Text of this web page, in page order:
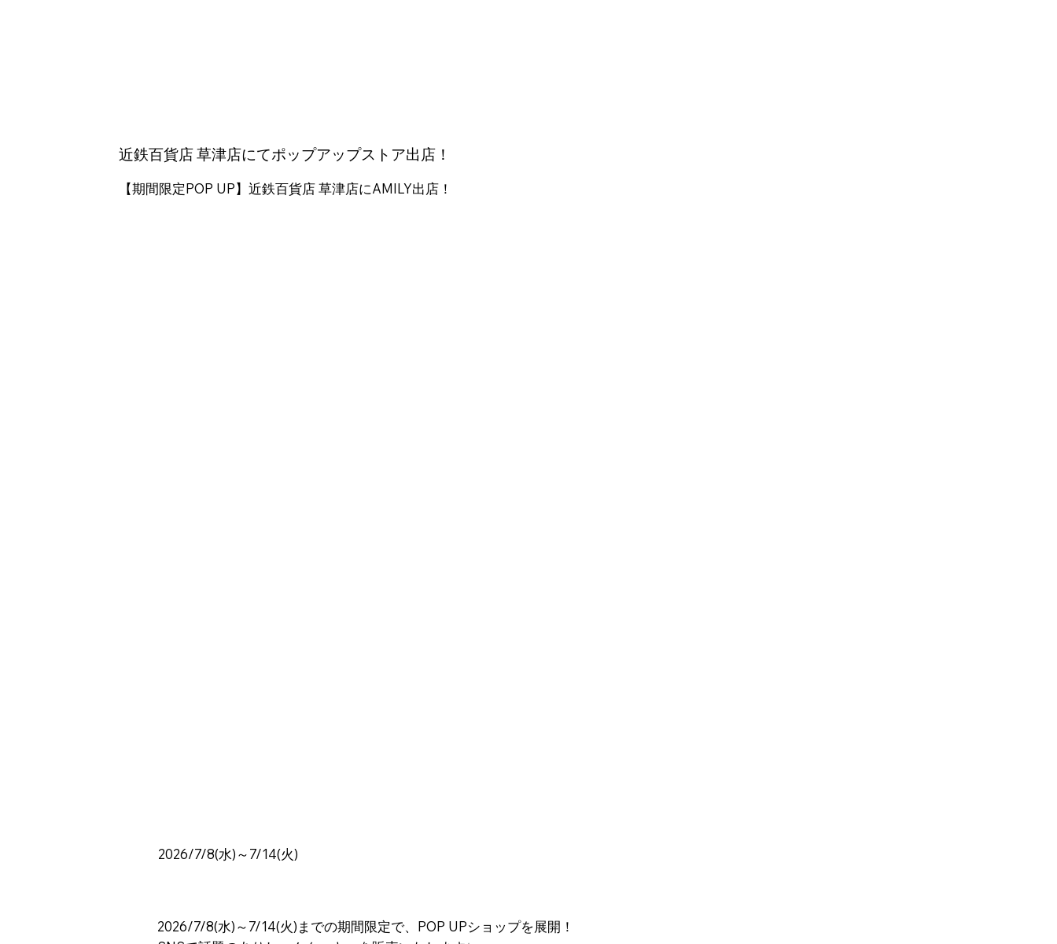
近鉄百貨店 草津店にてポップアップストア出店！
【期間限定POP UP】近鉄百貨店 草津店にAMILY出店！
2026/7/8(水)～7/14(火)
2026/7/8(水)～7/14(火)までの期間限定で、POP UPショップを展開！